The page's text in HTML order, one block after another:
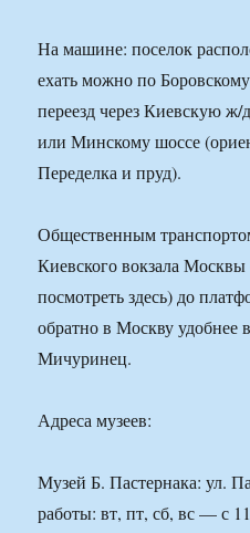
На машине: поселок
ехать можно по
переезд через Киевскую
или Минскому шоссе
Переделка и пруд).
Общественным
Киевского вокзала
посмотреть здесь) до
обратно в Москву удобнее
Мичуринец.
Адреса музеев:
Музей Б. Пастернака: ул.
работы: вт, пт, сб, вс — с